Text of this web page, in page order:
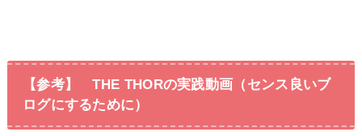
【参考】 THE THORの実践動画（センス良いブ
ログにするために）